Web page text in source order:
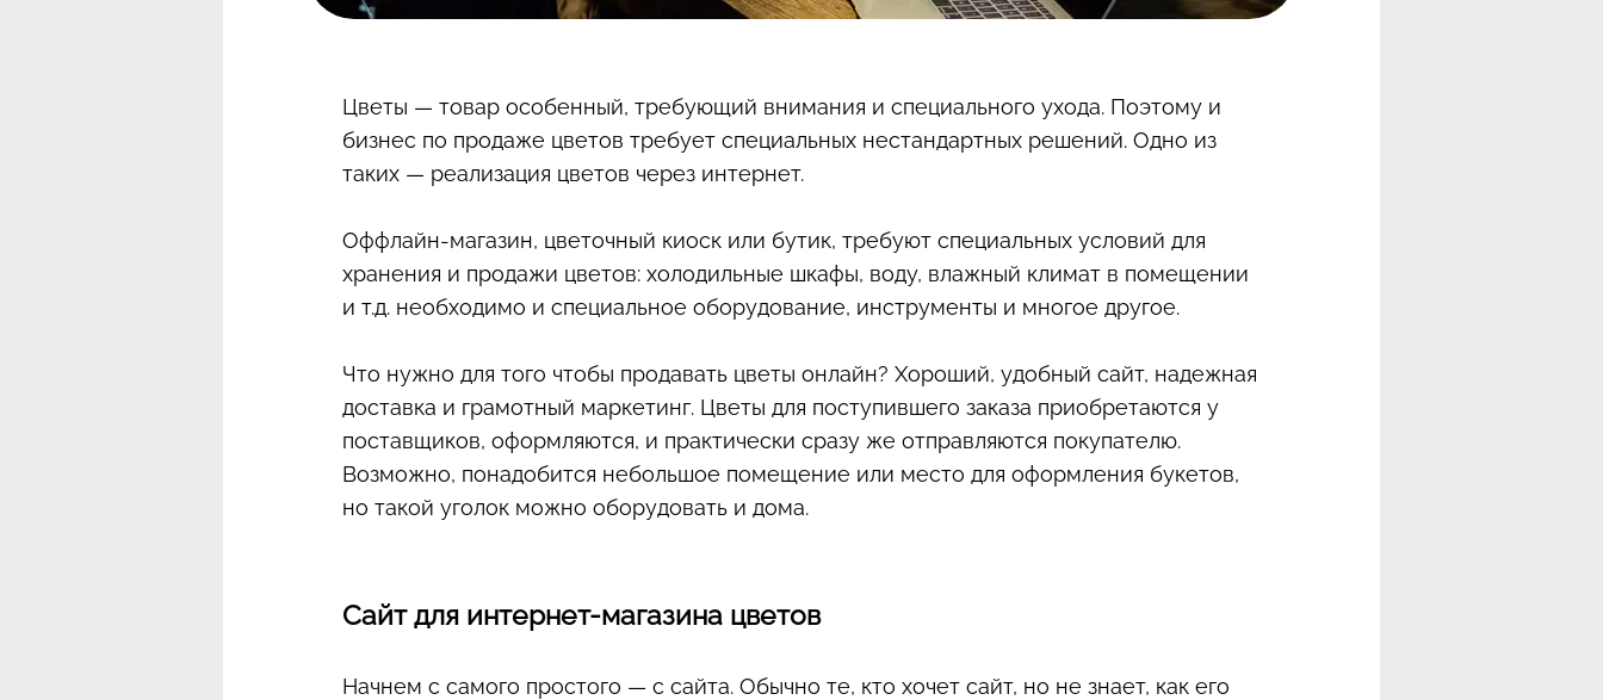
Цветы — товар особенный, требующий внимания и специального ухода. Поэтому и
бизнес по продаже цветов требует специальных нестандартных решений. Одно из
таких — реализация цветов через интернет.
Оффлайн-магазин, цветочный киоск или бутик, требуют специальных условий для
хранения и продажи цветов: холодильные шкафы, воду, влажный климат в помещении
и т.д. необходимо и специальное оборудование, инструменты и многое другое.
Что нужно для того чтобы продавать цветы онлайн? Хороший, удобный сайт, надежная
доставка и грамотный маркетинг. Цветы для поступившего заказа приобретаются у
поставщиков, оформляются, и практически сразу же отправляются покупателю.
Возможно, понадобится небольшое помещение или место для оформления букетов,
но такой уголок можно оборудовать и дома.
Сайт для интернет-магазина цветов
Начнем с самого простого — с сайта. Обычно те, кто хочет сайт, но не знает, как его